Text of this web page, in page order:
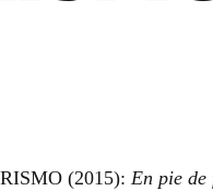
(2015): En pie